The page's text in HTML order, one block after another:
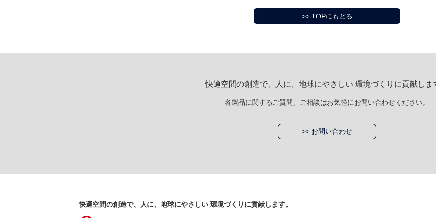
>> TOPにもどる
快適空間の創造で、人に、地球にやさしい 環境づくりに貢献しま
各製品に関するご質問、ご相談はお気軽にお問い合わせください。
>> お問い合わせ
快適空間の創造で、人に、地球にやさしい 環境づくりに貢献します。